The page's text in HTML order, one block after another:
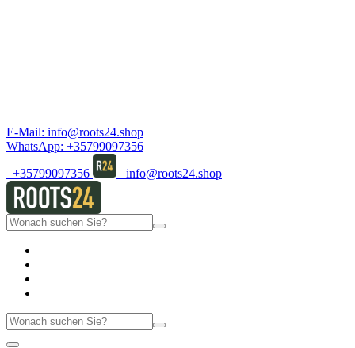
E-Mail: info@roots24.shop
WhatsApp: +35799097356
+35799097356
info@roots24.shop